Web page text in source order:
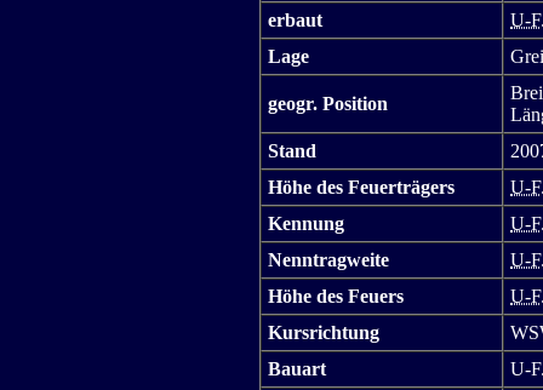
erbaut
U-
Lage
geogr. Position
Stand
Höhe des Feuerträgers
U-
Kennung
U-
Nenntragweite
U-
Höhe des Feuers
U-
Kursrichtung
Bauart
U-